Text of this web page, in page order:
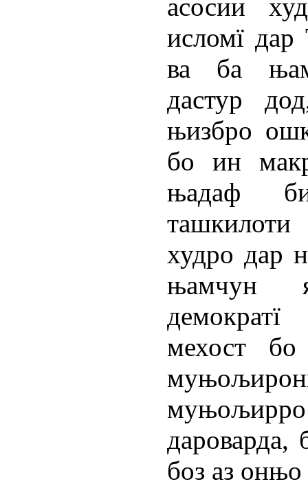
асосии
исломї
ва ба
дастур
њизбро
бо ин
њадаф
худро дар
њамчун
мехост
боз аз